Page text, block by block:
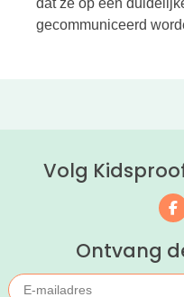
dat ze op een
gecommuniceerd
Volg
Ontvang